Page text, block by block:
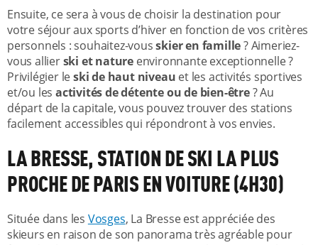
Ensuite, ce sera à vous de choisir la destination pour
votre séjour aux sports d’hiver en fonction de vos critères
personnels : souhaitez-vousskier en famille? Aimeriez-
vous allierski et nature environnante exceptionnelle ?
Privilégier leski de haut niveau et les activités sportives
et/ou les activités de détente ou de bien-être? Au
départ de la capitale, vous pouvez trouver des stations
facilement accessibles qui répondront à vos envies.
LA BRESSE, STATION DE SKI LA PLUS
PROCHE DE PARIS EN VOITURE (4H30)
Située dans les Vosges, La Bresse est appréciée des
skieurs en raison de son panorama très agréable pour